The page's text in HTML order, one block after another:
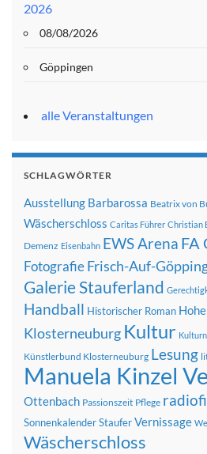
2026
08/08/2026
Göppingen
alle Veranstaltungen
SCHLAGWÖRTER
Ausstellung Barbarossa Beatrix von
Wäscherschloss Caritas Führer Christian
Demenz Eisenbahn EWS Arena FA
FotografieFrisch-Auf-
Galerie Stauferland
Handball Historischer Roman
Klosterneuburg Kultur
Künstlerbund Klosterneuburg Lesung
Manuela Kinzel
Ottenbach Passionszeit Pflege
SonnenkalenderStauferVernissage
Wäscherschloss